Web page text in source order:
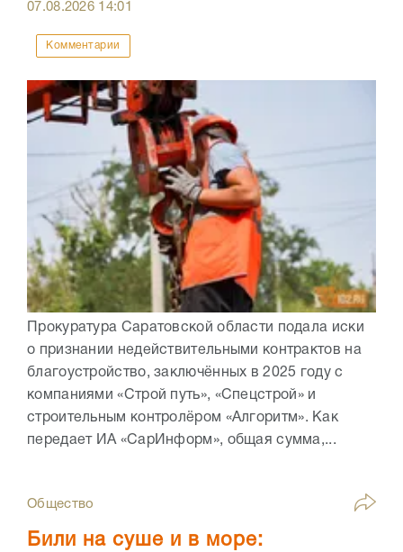
07.08.2026 14:01
Комментарии
Прокуратура Саратовской области подала иски
о признании недействительными контрактов на
благоустройство, заключённых в 2025 году с
компаниями «Строй путь», «Спецстрой» и
строительным контролёром «Алгоритм». Как
передает ИА «СарИнформ», общая сумма,...
Общество
Били на суше и в море: